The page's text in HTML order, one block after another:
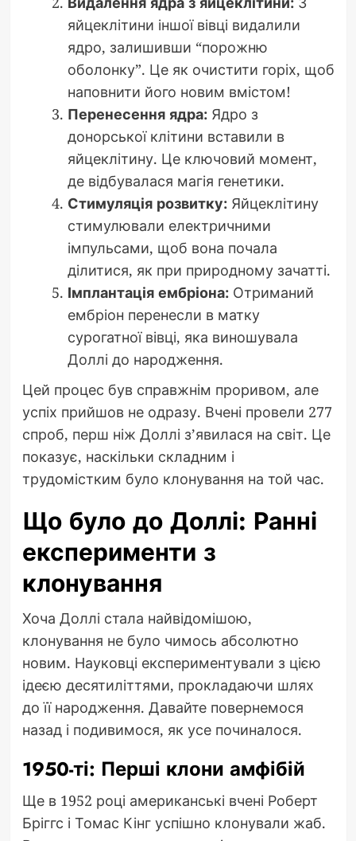
яйцеклітини іншої вівці видалили
ядро, залишивши “порожню
оболонку”. Це як очистити горіх, щоб
наповнити його новим вмістом!
Перенесення ядра:Ядро з
донорської клітини вставили в
яйцеклітину. Це ключовий момент,
де відбувалася магія генетики.
Стимуляція розвитку:Яйцеклітину
стимулювали електричними
імпульсами, щоб вона почала
ділитися, як при природному зачатті.
Імплантація ембріона:Отриманий
ембріон перенесли в матку
сурогатної вівці, яка виношувала
Доллі до народження.
Цей процес був справжнім проривом, але
успіх прийшов не одразу. Вчені провели 277
спроб, перш ніж Доллі з’явилася на світ. Це
показує, наскільки складним і
трудомістким було клонування на той час.
Що було до Доллі: Ранні
експерименти з
клонування
Хоча Доллі стала найвідомішою,
клонування не було чимось абсолютно
новим. Науковці експериментували з цією
ідеєю десятиліттями, прокладаючи шлях
до її народження. Давайте повернемося
назад і подивимося, як усе починалося.
1950-ті: Перші клони амфібій
Ще в 1952 році американські вчені Роберт
Бріггс і Томас Кінг успішно клонували жаб.